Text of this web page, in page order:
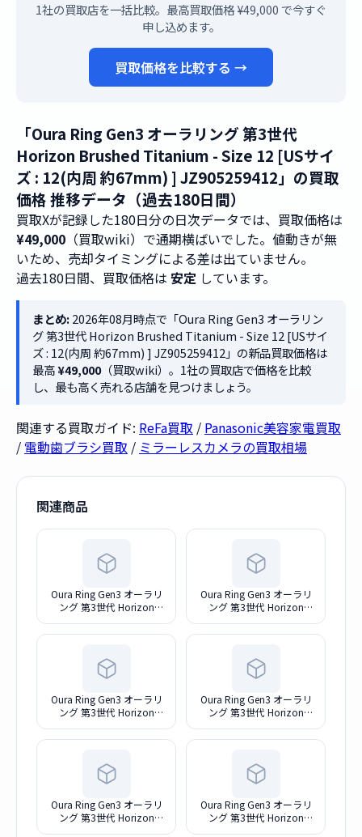
1社の買取店を一括比較。最高買取価格 ¥49,000 で今すぐ
申し込めます。
買取価格を比較する →
「Oura Ring Gen3 オーラリング 第3世代
Horizon Brushed Titanium - Size 12 [USサイ
ズ : 12(内周 約67mm) ] JZ905259412」の買取
価格 推移データ（過去180日間）
買取Xが記録した180日分の日次データでは、買取価格は
¥49,000 （買取wiki）で通期横ばいでした。値動きが無
いため、売却タイミングによる差は出ていません。
過去180日間、買取価格は 安定 しています。
まとめ:2026年08月時点で「Oura Ring Gen3 オーラリン
グ 第3世代 Horizon Brushed Titanium - Size 12 [USサイ
ズ : 12(内周 約67mm) ] JZ905259412」の新品買取価格は
最高¥49,000（買取wiki）。1社の買取店で価格を比較
し、最も高く売れる店舗を見つけましょう。
関連する買取ガイド: ReFa買取 / Panasonic美容家電買取
/ 電動歯ブラシ買取 / ミラーレスカメラの買取相場
関連商品
Oura Ring Gen3 オーラリ
ング 第3世代 Horizon
[USサイズ : 8(内周 約
Oura Ring Gen3 オーラリ
ング 第3世代 Horizon
[USサイズ : 10(内周 約
Oura Ring Gen3 オーラリ
ング 第3世代 Horizon
[USサイズ : 6(内周 約
Oura Ring Gen3 オーラリ
ング 第3世代 Horizon
[USサイズ : 7(内周 約
Oura Ring Gen3 オーラリ
ング 第3世代 Horizon
Oura Ring Gen3 オーラリ
ング 第3世代 Horizon